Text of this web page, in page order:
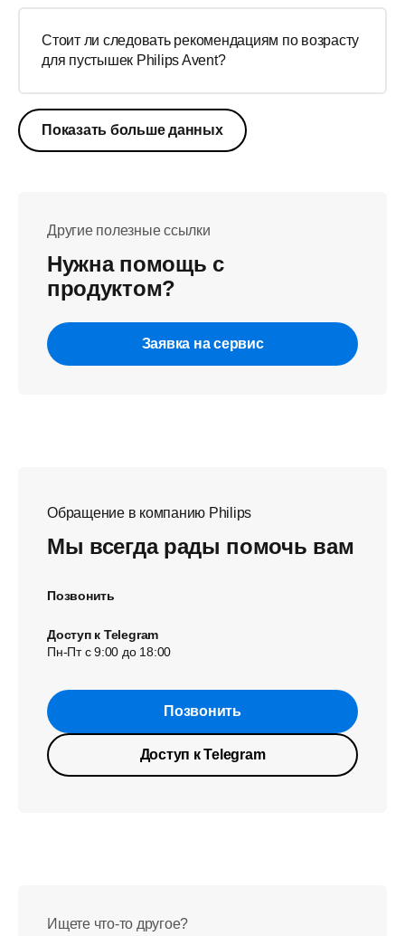
Стоит ли следовать рекомендациям по возрасту
для пустышек Philips Avent?
Показать больше данных
Другие полезные ссылки
Нужна помощь с
продуктом?
Заявка на сервис
Обращение в компанию Philips
Мы всегда рады помочь вам
Позвонить
Доступ к Telegram
Пн-Пт с 9:00 до 18:00
Позвонить
Доступ к Telegram
Ищете что-то другое?